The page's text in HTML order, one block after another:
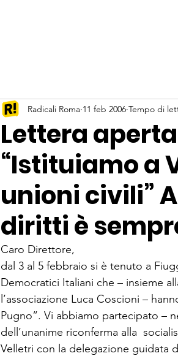
Lettera
“Istituiamo a
unioni civili”
diritti è
Radicali Roma 11 feb 2006 Tempo di
Caro Direttore,
dal 3 al 5 febbraio si è tenuto a
Democratici Italiani che – insieme
l’associazione Luca Coscioni –
Pugno”. Vi abbiamo partecipato –
dell’unanime riconferma alla
Velletri con la delegazione guidata